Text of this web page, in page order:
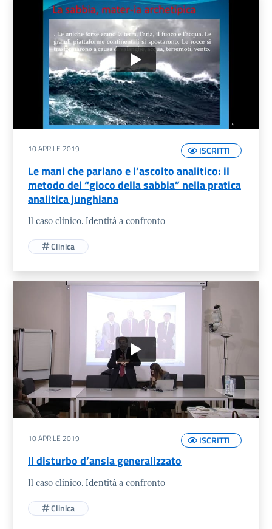
ISCRITTI
10 APRILE 2019
Le mani che parlano e l’ascolto analitico: il
metodo del “gioco della sabbia” nella pratica
analitica junghiana
Il caso clinico. Identità a confronto
Clinica
ISCRITTI
10 APRILE 2019
Il disturbo d’ansia generalizzato
Il caso clinico. Identità a confronto
Clinica